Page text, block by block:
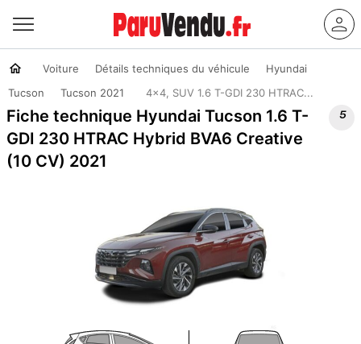
Voiture Détails techniques du véhicule
Hyundai
Tucson
Tucson 2021 4x4, SUV 1.6 T-GDI 230 HTRAC...
Fiche technique Hyundai Tucson 1.6 T-
GDI 230 HTRAC Hybrid BVA6 Creative
(10 CV) 2021
